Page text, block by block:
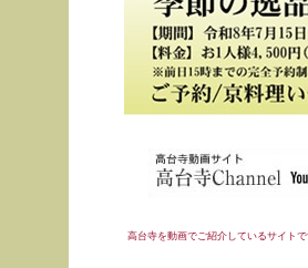
高台寺を動画でご紹介しているサイトで